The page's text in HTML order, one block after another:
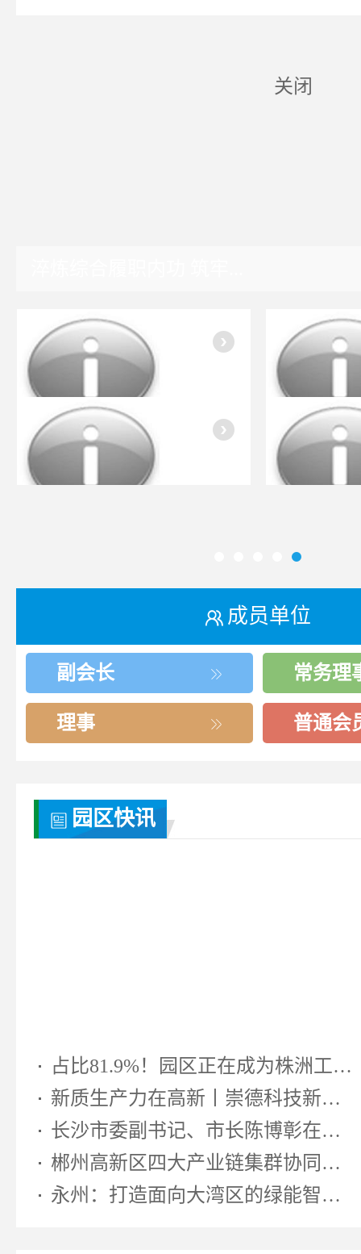
湖南园区
入会指南
成员单位
副会长 常务理
理事 普通会
园区快讯
占比81.9%！园区正在成为株洲工业...
新质生产力在高新丨崇德科技新型...
长沙市委副书记、市长陈博彰在湖南...
郴州高新区四大产业链集群协同发...
永州：打造面向大湾区的绿能智算先...